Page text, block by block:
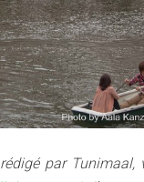
par Tunimaal,